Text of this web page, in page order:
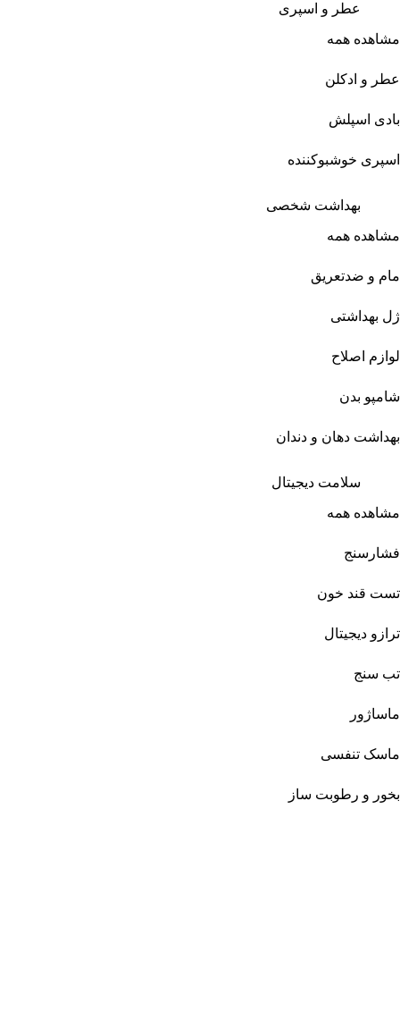
عطر و اسپری
مشاهده همه
عطر و ادکلن
بادی اسپلش
اسپری خوشبوکننده
بهداشت شخصی
مشاهده همه
مام و ضدتعریق
ژل بهداشتی
لوازم اصلاح
شامپو بدن
بهداشت دهان و دندان
سلامت دیجیتال
مشاهده همه
فشارسنج
تست قند خون
ترازو دیجیتال
تب سنج
ماساژور
ماسک تنفسی
بخور و رطوبت ساز